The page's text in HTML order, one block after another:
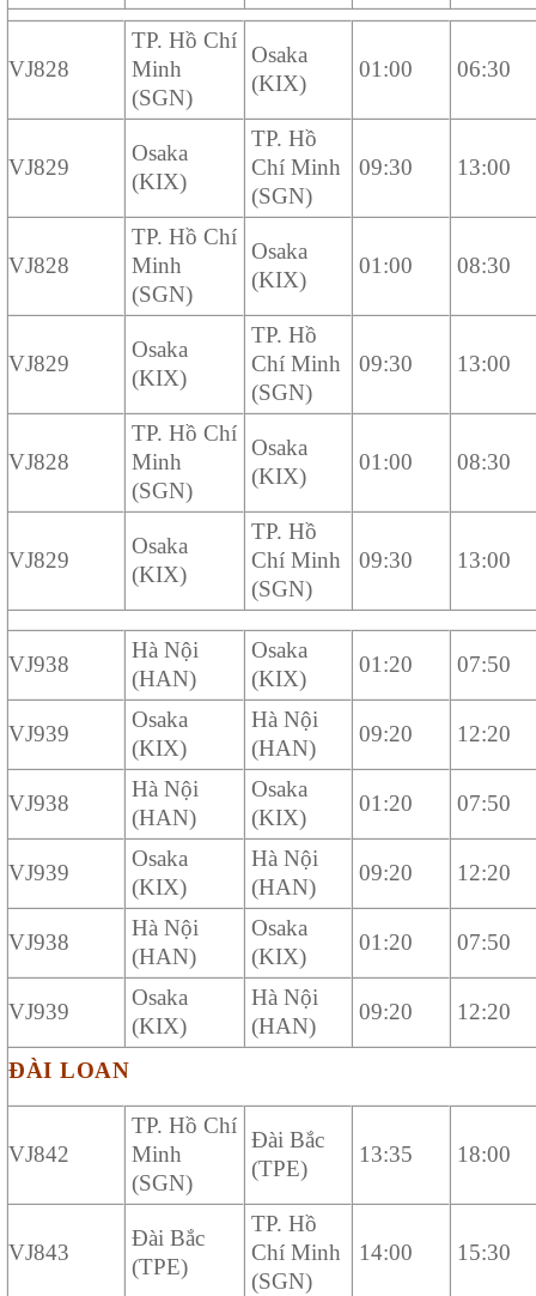
VJ828
TP. Hồ Chí
Minh
(SGN)
Osaka
(KIX)
01:00 06:30
VJ829
Osaka
(KIX)
TP. Hồ
Chí Minh
(SGN)
09:30 13:00
VJ828
TP. Hồ Chí
Minh
(SGN)
Osaka
(KIX)
01:00 08:30
VJ829
Osaka
(KIX)
TP. Hồ
Chí Minh
(SGN)
09:30 13:00
VJ828
TP. Hồ Chí
Minh
(SGN)
Osaka
(KIX)
01:00 08:30
VJ829
Osaka
(KIX)
TP. Hồ
Chí Minh
(SGN)
09:30 13:00
VJ938
Hà Nội
(HAN)
Osaka
(KIX)
01:20 07:50
VJ939
Osaka
(KIX)
Hà Nội
(HAN)
09:20 12:20
VJ938
Hà Nội
(HAN)
Osaka
(KIX)
01:20 07:50
VJ939
Osaka
(KIX)
Hà Nội
(HAN)
09:20 12:20
VJ938
Hà Nội
(HAN)
Osaka
(KIX)
01:20 07:50
VJ939
Osaka
(KIX)
Hà Nội
(HAN)
09:20 12:20
ĐÀI LOAN
VJ842
TP. Hồ Chí
Minh
(SGN)
Đài Bắc
(TPE)
13:35 18:00
VJ843
Đài Bắc
(TPE)
TP. Hồ
Chí Minh
(SGN)
14:00 15:30